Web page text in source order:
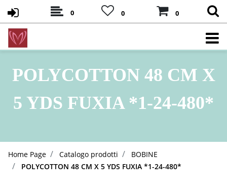
0 0 0
POLYCOTTON 48 CM X
5 YDS FUXIA *1-24-480*
Home Page Catalogo prodotti
BOBINE
POLYCOTTON 48 CM X 5 YDS FUXIA *1-24-480*